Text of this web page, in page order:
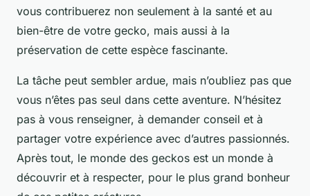
vous contribuerez non seulement à la santé et au
bien-être de votre gecko, mais aussi à la
préservation de cette espèce fascinante.
La tâche peut sembler ardue, mais n’oubliez pas que
vous n’êtes pas seul dans cette aventure. N’hésitez
pas à vous renseigner, à demander conseil et à
partager votre expérience avec d’autres passionnés.
Après tout, le monde des geckos est un monde à
découvrir et à respecter, pour le plus grand bonheur